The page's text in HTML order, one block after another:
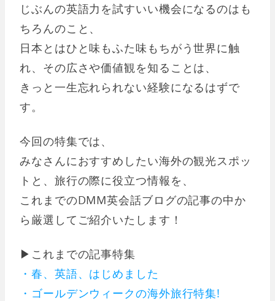
じぶんの英語力を試すいい機会になるのはも
ちろんのこと、
日本とはひと味もふた味もちがう世界に触
れ、その広さや価値観を知ることは、
きっと一生忘れられない経験になるはずで
す。
今回の特集では、
みなさんにおすすめしたい海外の観光スポッ
トと、旅行の際に役立つ情報を、
これまでのDMM英会話ブログの記事の中か
ら厳選してご紹介いたします！
▶︎これまでの記事特集
・春、英語、はじめました
・ゴールデンウィークの海外旅行特集!